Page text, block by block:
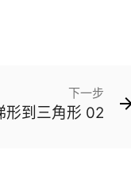
下一步
形到三角形 02